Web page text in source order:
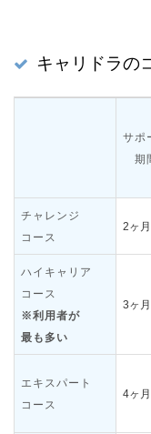
キャリドラの
サポ
期
チャレンジ
コース
2ヶ月
ハイキャリア
コース
※利用者が
最も多い
3ヶ月
エキスパート
コース
4ヶ月